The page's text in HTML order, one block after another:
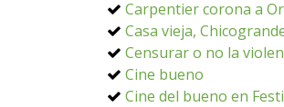
Carpentier corona a
Casa vieja,
Censurar o no la
Cine bueno
Cine del bueno en